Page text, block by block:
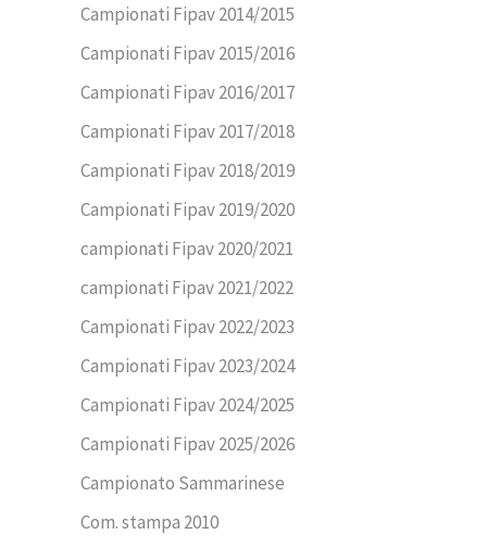
Campionati Fipav 2014/2015
Campionati Fipav 2015/2016
Campionati Fipav 2016/2017
Campionati Fipav 2017/2018
Campionati Fipav 2018/2019
Campionati Fipav 2019/2020
campionati Fipav 2020/2021
campionati Fipav 2021/2022
Campionati Fipav 2022/2023
Campionati Fipav 2023/2024
Campionati Fipav 2024/2025
Campionati Fipav 2025/2026
Campionato Sammarinese
Com. stampa 2010